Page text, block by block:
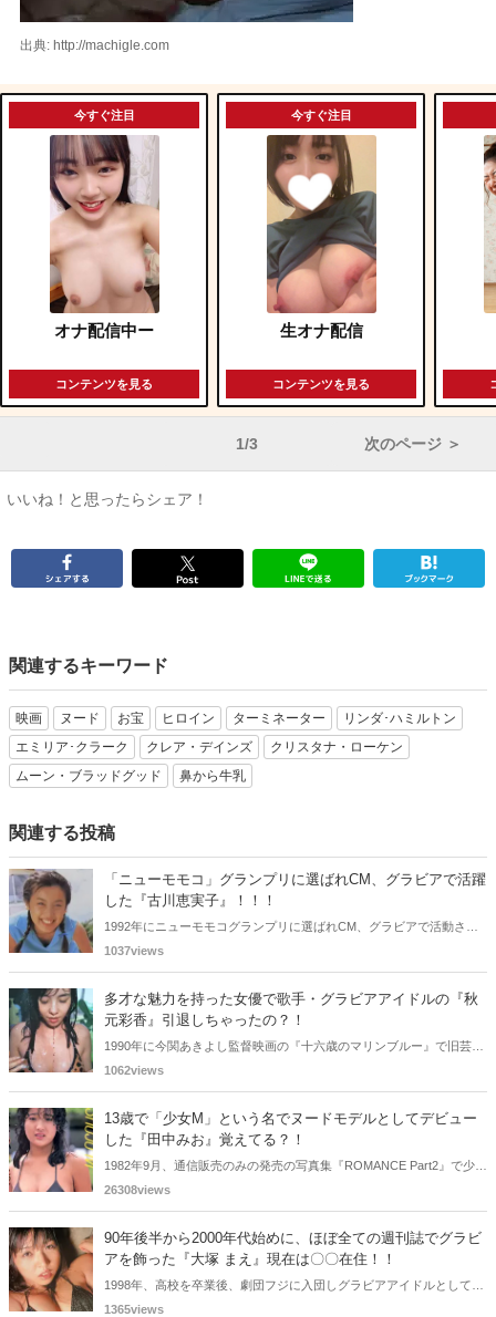
出典: http://machigle.com
今すぐ注目
オナ配信中ー
コンテンツを見る
今すぐ注目
生オナ配信
コンテンツを見る
1/3 次のページ ＞
いいね！と思ったらシェア！
関連するキーワード
映画 ヌード お宝 ヒロイン ターミネーター
リンダ･ハミルトン
エミリア･クラーク
クレア・デインズ
クリスタナ・ローケン
ムーン・ブラッドグッド
鼻から牛乳
関連する投稿
「ニューモモコ」グランプリに選ばれCM、グラビアで活躍
した『古川恵実子』！！！
1992年にニューモモコグランプリに選ばれCM、グラビアで活動され
ていた古川恵実子さん。2010年3月頃まではラジオDJを担当されてい
みました。
1037views
多才な魅力を持った女優で歌手・グラビアアイドルの『秋
元彩香』引退しちゃったの？！
1990年に今関あきよし監督映画の『十六歳のマリンブルー』で旧芸名
は古谷 玲香で主演デビューした秋元 彩香さん。映画やドラマ・歌手
なくなりました。
1062views
13歳で「少女M」という名でヌードモデルとしてデビュー
した『田中みお』覚えてる？！
1982年9月、通信販売のみの発売の写真集『ROMANCE Part2』で少女
Mという特異な芸名でヌードモデルとしてデビューした田中みおさん
26308views
90年後半から2000年代始めに、ほぼ全ての週刊誌でグラビ
アを飾った『大塚 まえ』現在は〇〇在住！！
1998年、高校を卒業後、劇団フジに入団しグラビアアイドルとして活
躍していた大塚 まえさん。2012年に結婚され家族で〇〇在住と言
1365views